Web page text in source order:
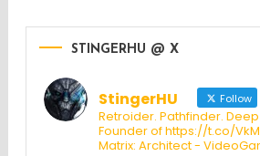
STINGERHU @ X
StingerHU Follow
Retroider. Pathfinder.
Founder of https://t.co/
Matrix: Architect -